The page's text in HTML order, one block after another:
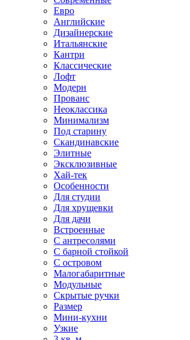
Евро
Английские
Дизайнерские
Итальянские
Кантри
Классические
Лофт
Модерн
Прованс
Неоклассика
Минимализм
Под старину
Скандинавские
Элитные
Эксклюзивные
Хай-тек
Особенности
Для студии
Для хрущевки
Для дачи
Встроенные
С антресолями
С барной стойкой
С островом
Малогабаритные
Модульные
Скрытые ручки
Размер
Мини-кухни
Узкие